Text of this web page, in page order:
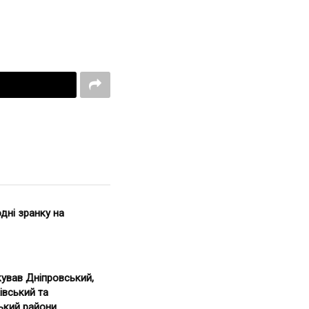
зранку на
Дніпровський,
та